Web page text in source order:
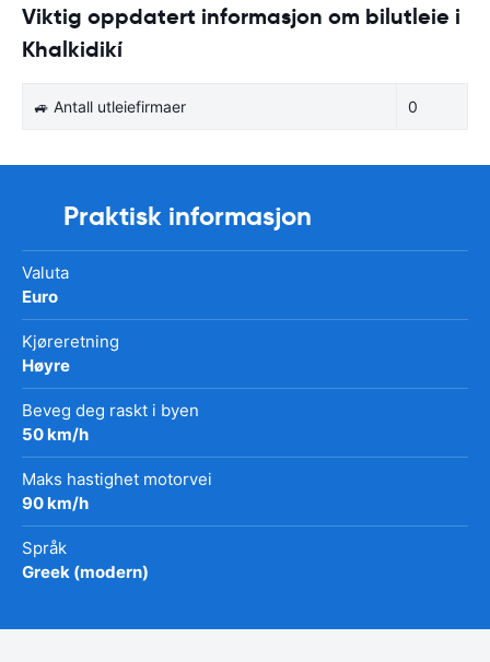
Viktig oppdatert informasjon om bilutleie i
Khalkidikí
🚙 Antall utleiefirmaer 0
Praktisk informasjon
Valuta
Euro
Kjøreretning
Høyre
Beveg deg raskt i byen
50 km/h
Maks hastighet motorvei
90 km/h
Språk
Greek (modern)